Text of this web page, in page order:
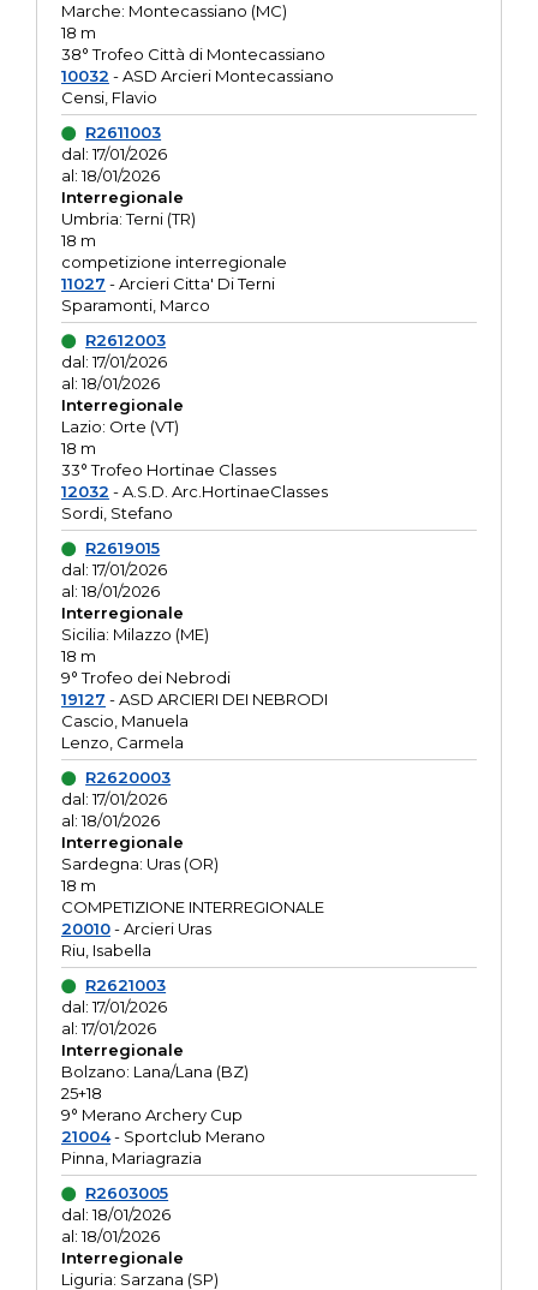
Marche: Montecassiano (MC)
18 m
38° Trofeo Città di Montecassiano
10032 - ASD Arcieri Montecassiano
Censi, Flavio
R2611003
dal: 17/01/2026
al: 18/01/2026
Interregionale
Umbria: Terni (TR)
18 m
competizione interregionale
11027 - Arcieri Citta' Di Terni
Sparamonti, Marco
R2612003
dal: 17/01/2026
al: 18/01/2026
Interregionale
Lazio: Orte (VT)
18 m
33° Trofeo Hortinae Classes
12032 - A.S.D. Arc.HortinaeClasses
Sordi, Stefano
R2619015
dal: 17/01/2026
al: 18/01/2026
Interregionale
Sicilia: Milazzo (ME)
18 m
9° Trofeo dei Nebrodi
19127 - ASD ARCIERI DEI NEBRODI
Cascio, Manuela
Lenzo, Carmela
R2620003
dal: 17/01/2026
al: 18/01/2026
Interregionale
Sardegna: Uras (OR)
18 m
COMPETIZIONE INTERREGIONALE
20010- Arcieri Uras
Riu, Isabella
R2621003
dal: 17/01/2026
al: 17/01/2026
Interregionale
Bolzano: Lana/Lana (BZ)
25+18
9° Merano Archery Cup
21004- Sportclub Merano
Pinna, Mariagrazia
R2603005
dal: 18/01/2026
al: 18/01/2026
Interregionale
Liguria: Sarzana (SP)